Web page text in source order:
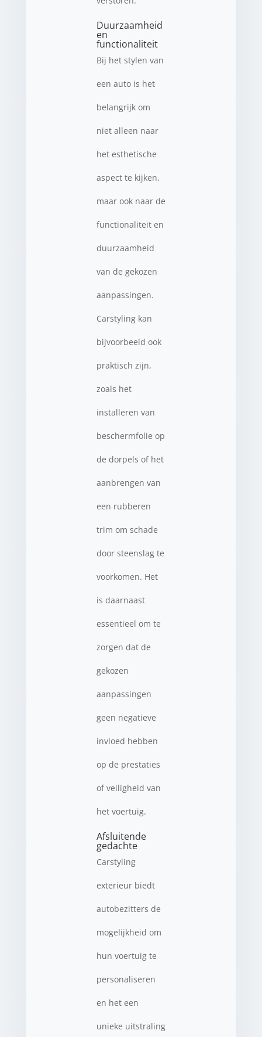
Duurzaamheid
en
functionaliteit
Bij het stylen van
een auto is het
belangrijk om
niet alleen naar
het esthetische
aspect te kijken,
maar ook naar de
functionaliteit en
duurzaamheid
van de gekozen
aanpassingen.
Carstyling kan
bijvoorbeeld ook
praktisch zijn,
zoals het
installeren van
beschermfolie op
de dorpels of het
aanbrengen van
een rubberen
trim om schade
door steenslag te
voorkomen. Het
is daarnaast
essentieel om te
zorgen dat de
gekozen
aanpassingen
geen negatieve
invloed hebben
op de prestaties
of veiligheid van
het voertuig.
Afsluitende
gedachte
Carstyling
exterieur biedt
autobezitters de
mogelijkheid om
hun voertuig te
personaliseren
en het een
unieke uitstraling